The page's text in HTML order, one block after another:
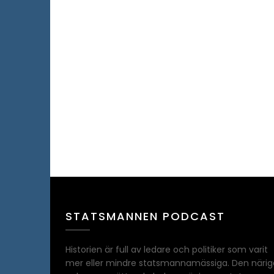
STATSMANNEN PODCAST
Historien är full av ledare och politiker som varit
mer eller mindre statsmannamässiga. Den